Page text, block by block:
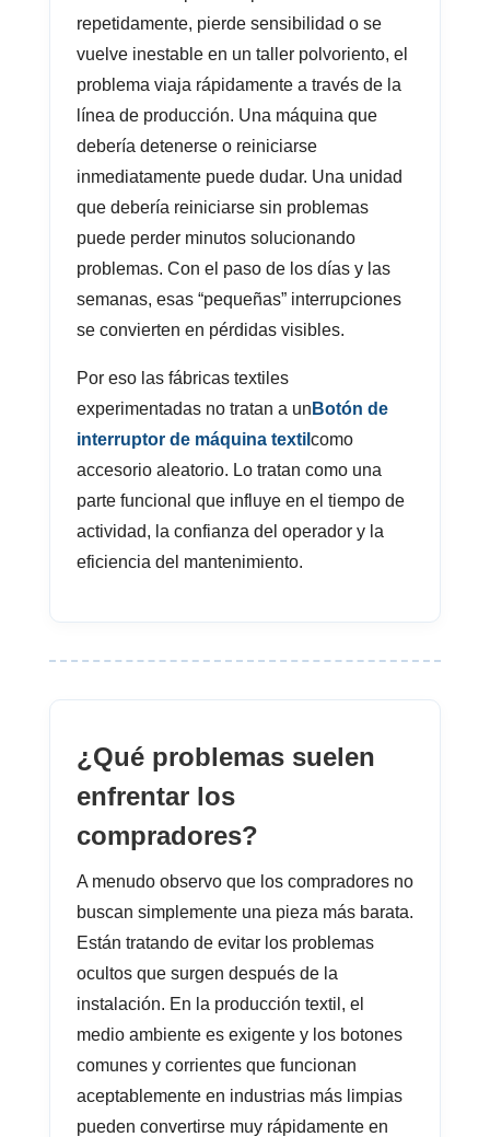
repetidamente, pierde sensibilidad o se
vuelve inestable en un taller polvoriento, el
problema viaja rápidamente a través de la
línea de producción. Una máquina que
debería detenerse o reiniciarse
inmediatamente puede dudar. Una unidad
que debería reiniciarse sin problemas
puede perder minutos solucionando
problemas. Con el paso de los días y las
semanas, esas “pequeñas” interrupciones
se convierten en pérdidas visibles.
Por eso las fábricas textiles
experimentadas no tratan a un Botón de
interruptor de máquina textil como
accesorio aleatorio. Lo tratan como una
parte funcional que influye en el tiempo de
actividad, la confianza del operador y la
eficiencia del mantenimiento.
¿Qué problemas suelen
enfrentar los
compradores?
A menudo observo que los compradores no
buscan simplemente una pieza más barata.
Están tratando de evitar los problemas
ocultos que surgen después de la
instalación. En la producción textil, el
medio ambiente es exigente y los botones
comunes y corrientes que funcionan
aceptablemente en industrias más limpias
pueden convertirse muy rápidamente en